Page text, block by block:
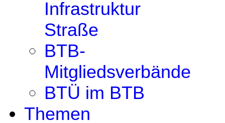
Infrastruktur
Straße
BTB-
Mitgliedsverbände
BTÜ im BTB
Themen